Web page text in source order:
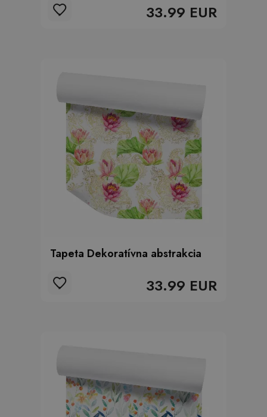
33.99 EUR
Tapeta Dekoratívna abstrakcia
33.99 EUR